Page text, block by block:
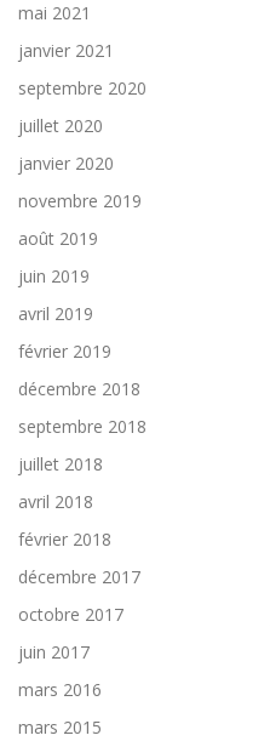
mai 2021
janvier 2021
septembre 2020
juillet 2020
janvier 2020
novembre 2019
août 2019
juin 2019
avril 2019
février 2019
décembre 2018
septembre 2018
juillet 2018
avril 2018
février 2018
décembre 2017
octobre 2017
juin 2017
mars 2016
mars 2015